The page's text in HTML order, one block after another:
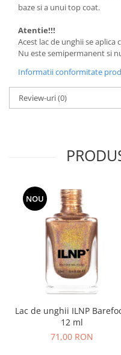
baze si a unui top coat.
Atentie!!!
Acest lac de unghii se aplica
Nu este semipermanent si
Informatii conformitate
Review-uri(0)
NOU
Lac de unghii ILNP
12 ml
71,00 RON